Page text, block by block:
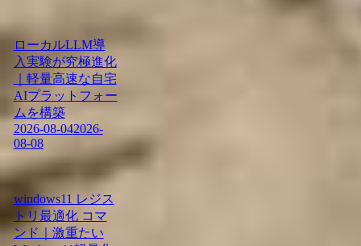
ローカルLLM導
入実験が究極進化
｜軽量高速な自宅
AIプラットフォー
ムを構築
2026-08-042026-
08-08
windows11 レジス
トリ最適化 コマ
ンド｜激重たい